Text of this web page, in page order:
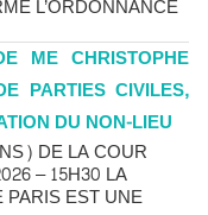
L’ORDONNANCE
ME CHRISTOPHE
PARTIES CIVILES,
DU NON-LIEU
DE LA COUR
– 15H30 LA
EST UNE